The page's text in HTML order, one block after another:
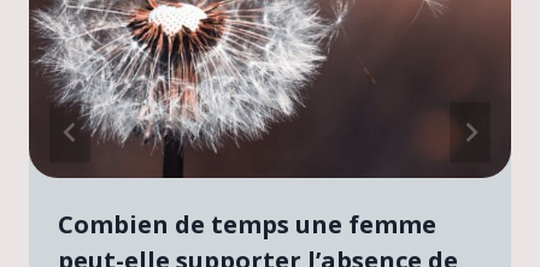
Combien de temps une femme
peut-elle supporter l’absence de